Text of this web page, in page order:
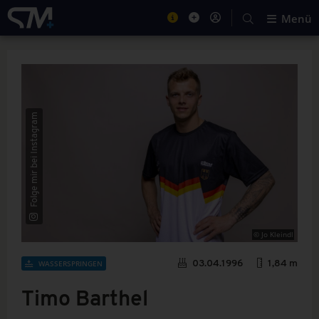
Menü
© Jo Kleindl
Folge mir bei Instagram
WASSERSPRINGEN 03.04.1996 1,84 m
Timo Barthel